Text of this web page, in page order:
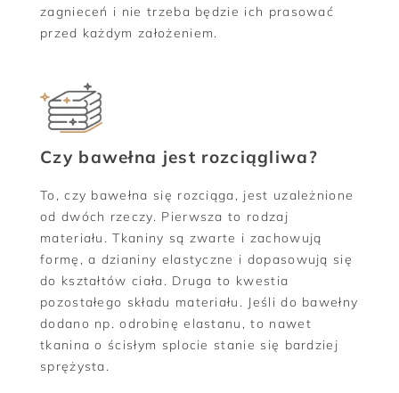
zagnieceń i nie trzeba będzie ich prasować
przed każdym założeniem.
Czy bawełna jest rozciągliwa?
To, czy bawełna się rozciąga, jest uzależnione
od dwóch rzeczy. Pierwsza to rodzaj
materiału. Tkaniny są zwarte i zachowują
formę, a dzianiny elastyczne i dopasowują się
do kształtów ciała. Druga to kwestia
pozostałego składu materiału. Jeśli do bawełny
dodano np. odrobinę elastanu, to nawet
tkanina o ścisłym splocie stanie się bardziej
sprężysta.